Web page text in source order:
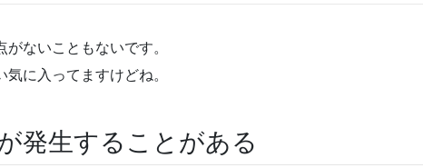
ないこともないです。
に入ってますけどね。
発生することがある